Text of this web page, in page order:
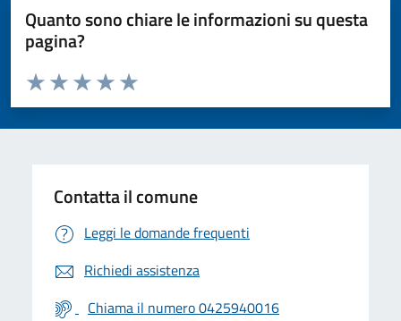
Quanto sono chiare le informazioni su questa
pagina?
Valuta da 1 a 5 stelle la pagina
Valuta 5 stelle su 5
Valuta 4 stelle su 5
Valuta 3 stelle su 5
Valuta 2 stelle su 5
Valuta 1 stelle su 5
Contatta il comune
Leggi le domande frequenti
Richiedi assistenza
Chiama il numero 0425940016